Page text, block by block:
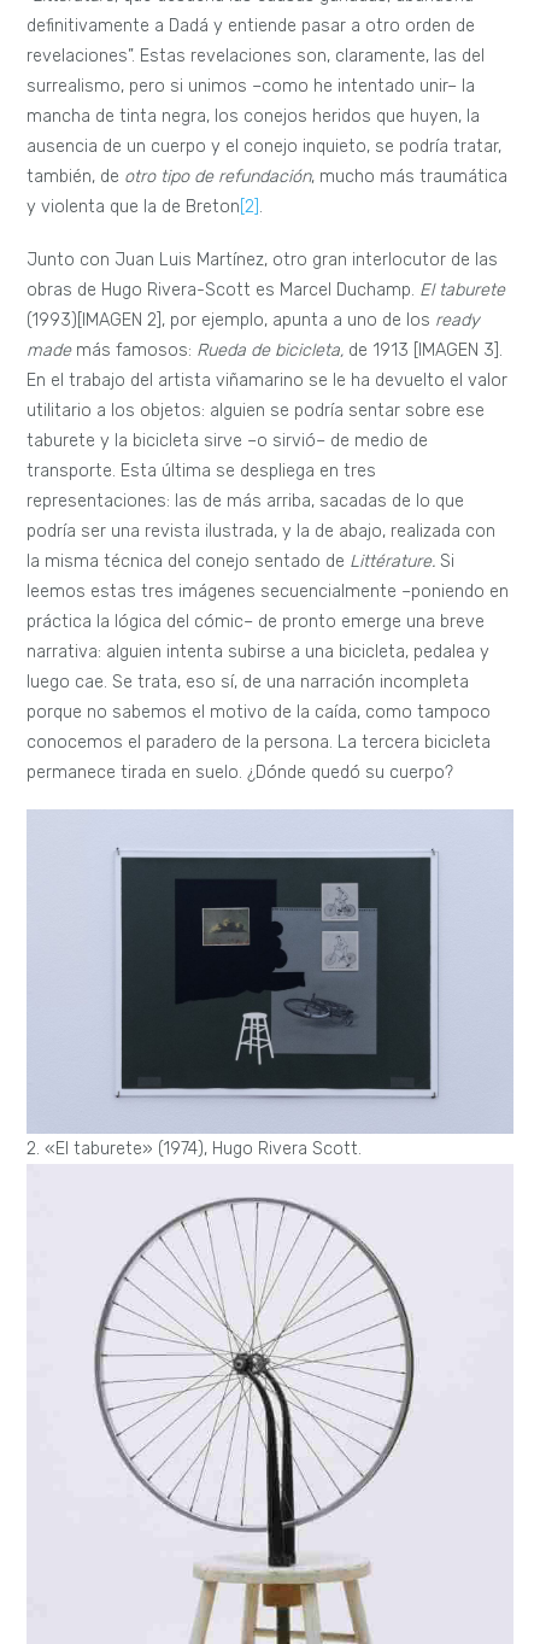
definitivamente a Dadá y entiende pasar a otro orden de
revelaciones”. Estas revelaciones son, claramente, las del
surrealismo, pero si unimos –como he intentado unir– la
mancha de tinta negra, los conejos heridos que huyen, la
ausencia de un cuerpo y el conejo inquieto, se podría tratar,
también, de otro tipo de refundación, mucho más traumática
y violenta que la de Breton [2] .
Junto con Juan Luis Martínez, otro gran interlocutor de las
obras de Hugo Rivera-Scott es Marcel Duchamp. El taburete
(1993)[IMAGEN 2], por ejemplo, apunta a uno de los ready
mademás famosos: Rueda de bicicleta, de 1913 [IMAGEN 3].
En el trabajo del artista viñamarino se le ha devuelto el valor
utilitario a los objetos: alguien se podría sentar sobre ese
taburete y la bicicleta sirve –o sirvió– de medio de
transporte. Esta última se despliega en tres
representaciones: las de más arriba, sacadas de lo que
podría ser una revista ilustrada, y la de abajo, realizada con
la misma técnica del conejo sentado de Littérature.Si
leemos estas tres imágenes secuencialmente –poniendo en
práctica la lógica del cómic– de pronto emerge una breve
narrativa: alguien intenta subirse a una bicicleta, pedalea y
luego cae. Se trata, eso sí, de una narración incompleta
porque no sabemos el motivo de la caída, como tampoco
conocemos el paradero de la persona. La tercera bicicleta
permanece tirada en suelo. ¿Dónde quedó su cuerpo?
2. «El taburete» (1974), Hugo Rivera Scott.